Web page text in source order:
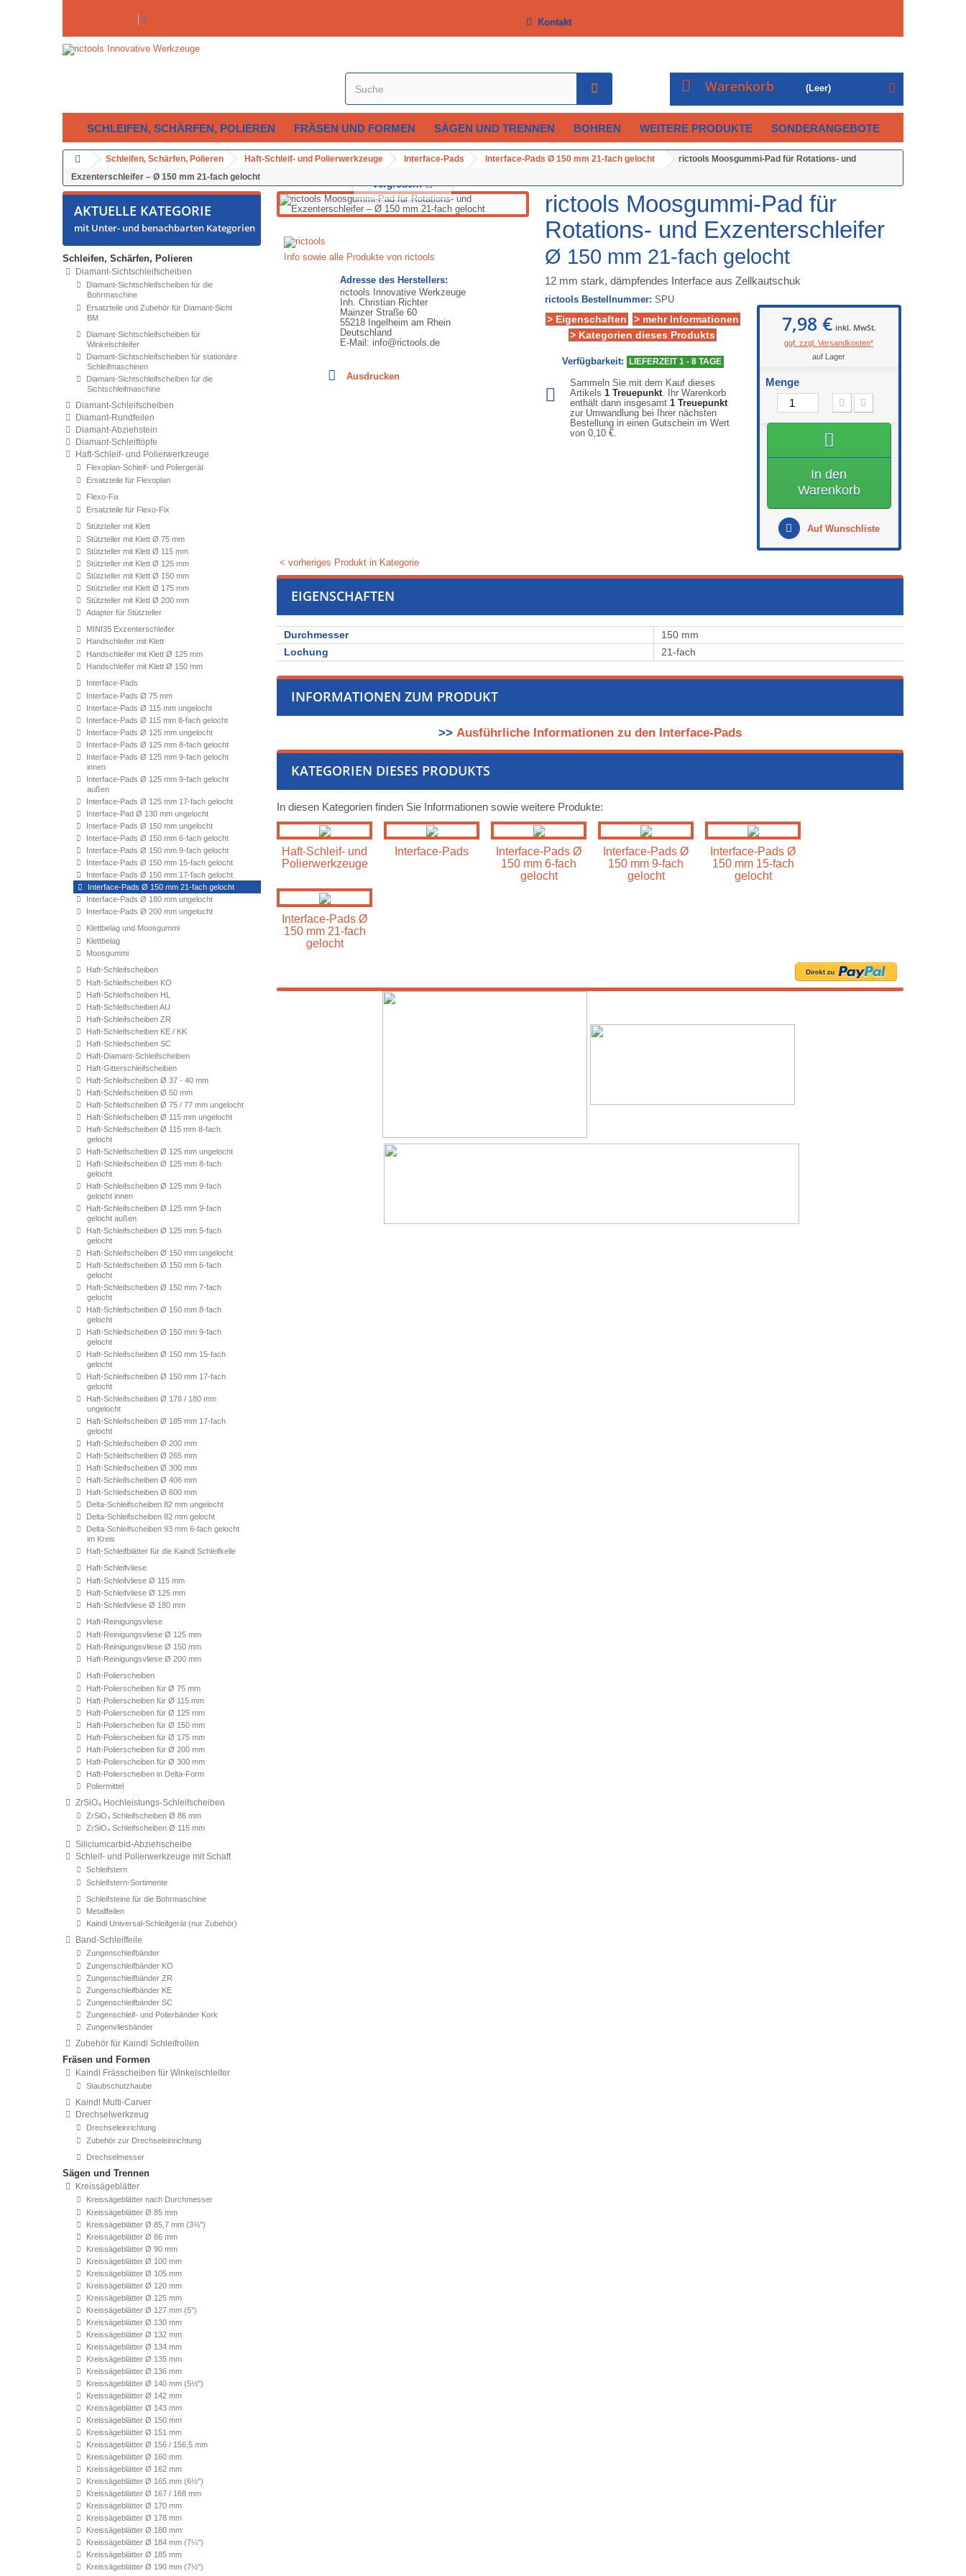
▼ Kontakt
Warenkorb (Leer)
SCHLEIFEN, SCHÄRFEN, POLIEREN FRÄSEN UND FORMEN SÄGEN UND TRENNEN BOHREN WEITERE PRODUKTE SONDERANGEBOTE
Schleifen, Schärfen, Polieren Haft-Schleif- und Polierwerkzeuge Interface-Pads Interface-Pads Ø 150 mm 21-fach gelocht
rictools Moosgummi-Pad für Rotations- und
Exzenterschleifer – Ø 150 mm 21-fach gelocht
AKTUELLE KATEGORIE
mit Unter- und benachbarten Kategorien
Schleifen, Schärfen, Polieren
Diamant-Sichtschleifscheiben
Diamant-Sichtschleifscheiben für die
Bohrmaschine
Ersatzteile und Zubehör für Diamant-Sicht
BM
Diamant-Sichtschleifscheiben für
Winkelschleifer
Diamant-Sichtschleifscheiben für stationäre
Schleifmaschinen
Diamant-Sichtschleifscheiben für die
Sichtschleifmaschine
Diamant-Schleifscheiben
Diamant-Rundfeilen
Diamant-Abziehstein
Diamant-Schleiftöpfe
Haft-Schleif- und Polierwerkzeuge
Flexoplan-Schleif- und Poliergerät
Ersatzteile für Flexoplan
Flexo-Fix
Ersatzteile für Flexo-Fix
Stützteller mit Klett
Stützteller mit Klett Ø 75 mm
Stützteller mit Klett Ø 115 mm
Stützteller mit Klett Ø 125 mm
Stützteller mit Klett Ø 150 mm
Stützteller mit Klett Ø 175 mm
Stützteller mit Klett Ø 200 mm
Adapter für Stützteller
MINI35 Exzenterschleifer
Handschleifer mit Klett
Handschleifer mit Klett Ø 125 mm
Handschleifer mit Klett Ø 150 mm
Interface-Pads
Interface-Pads Ø 75 mm
Interface-Pads Ø 115 mm ungelocht
Interface-Pads Ø 115 mm 8-fach gelocht
Interface-Pads Ø 125 mm ungelocht
Interface-Pads Ø 125 mm 8-fach gelocht
Interface-Pads Ø 125 mm 9-fach gelocht
innen
Interface-Pads Ø 125 mm 9-fach gelocht
außen
Interface-Pads Ø 125 mm 17-fach gelocht
Interface-Pad Ø 130 mm ungelocht
Interface-Pads Ø 150 mm ungelocht
Interface-Pads Ø 150 mm 6-fach gelocht
Interface-Pads Ø 150 mm 9-fach gelocht
Interface-Pads Ø 150 mm 15-fach gelocht
Interface-Pads Ø 150 mm 17-fach gelocht
Interface-Pads Ø 150 mm 21-fach gelocht
Interface-Pads Ø 180 mm ungelocht
Interface-Pads Ø 200 mm ungelocht
Klettbelag und Moosgummi
Klettbelag
Moosgummi
Haft-Schleifscheiben
Haft-Schleifscheiben KO
Haft-Schleifscheiben HL
Haft-Schleifscheiben AU
Haft-Schleifscheiben ZR
Haft-Schleifscheiben KE / KK
Haft-Schleifscheiben SC
Haft-Diamant-Schleifscheiben
Haft-Gitterschleifscheiben
Haft-Schleifscheiben Ø 37 - 40 mm
Haft-Schleifscheiben Ø 50 mm
Haft-Schleifscheiben Ø 75 / 77 mm ungelocht
Haft-Schleifscheiben Ø 115 mm ungelocht
Haft-Schleifscheiben Ø 115 mm 8-fach
gelocht
Haft-Schleifscheiben Ø 125 mm ungelocht
Haft-Schleifscheiben Ø 125 mm 8-fach
gelocht
Haft-Schleifscheiben Ø 125 mm 9-fach
gelocht innen
Haft-Schleifscheiben Ø 125 mm 9-fach
gelocht außen
Haft-Schleifscheiben Ø 125 mm 5-fach
gelocht
Haft-Schleifscheiben Ø 150 mm ungelocht
Haft-Schleifscheiben Ø 150 mm 6-fach
gelocht
Haft-Schleifscheiben Ø 150 mm 7-fach
gelocht
Haft-Schleifscheiben Ø 150 mm 8-fach
gelocht
Haft-Schleifscheiben Ø 150 mm 9-fach
gelocht
Haft-Schleifscheiben Ø 150 mm 15-fach
gelocht
Haft-Schleifscheiben Ø 150 mm 17-fach
gelocht
Haft-Schleifscheiben Ø 178 / 180 mm
ungelocht
Haft-Schleifscheiben Ø 185 mm 17-fach
gelocht
Haft-Schleifscheiben Ø 200 mm
Haft-Schleifscheiben Ø 265 mm
Haft-Schleifscheiben Ø 300 mm
Haft-Schleifscheiben Ø 406 mm
Haft-Schleifscheiben Ø 600 mm
Delta-Schleifscheiben 82 mm ungelocht
Delta-Schleifscheiben 82 mm gelocht
Delta-Schleifscheiben 93 mm 6-fach gelocht
im Kreis
Haft-Schleifblätter für die Kaindl Schleifkelle
Haft-Schleifvliese
Haft-Schleifvliese Ø 115 mm
Haft-Schleifvliese Ø 125 mm
Haft-Schleifvliese Ø 180 mm
Haft-Reinigungsvliese
Haft-Reinigungsvliese Ø 125 mm
Haft-Reinigungsvliese Ø 150 mm
Haft-Reinigungsvliese Ø 200 mm
Haft-Polierscheiben
Haft-Polierscheiben für Ø 75 mm
Haft-Polierscheiben für Ø 115 mm
Haft-Polierscheiben für Ø 125 mm
Haft-Polierscheiben für Ø 150 mm
Haft-Polierscheiben für Ø 175 mm
Haft-Polierscheiben für Ø 200 mm
Haft-Polierscheiben für Ø 300 mm
Haft-Polierscheiben in Delta-Form
Poliermittel
ZrSiO₄ Hochleistungs-Schleifscheiben
ZrSiO₄ Schleifscheiben Ø 86 mm
ZrSiO₄ Schleifscheiben Ø 115 mm
Siliciumcarbid-Abziehscheibe
Schleif- und Polierwerkzeuge mit Schaft
Schleifstern
Schleifstern-Sortimente
Schleifsteine für die Bohrmaschine
Metallfeilen
Kaindl Universal-Schleifgerät (nur Zubehör)
Band-Schleiffeile
Zungenschleifbänder
Zungenschleifbänder KO
Zungenschleifbänder ZR
Zungenschleifbänder KE
Zungenschleifbänder SC
Zungenschleif- und Polierbänder Kork
Zungenvliesbänder
Zubehör für Kaindl Schleifrollen
Fräsen und Formen
Kaindl Frässcheiben für Winkelschleifer
Staubschutzhaube
Kaindl Multi-Carver
Drechselwerkzeug
Drechseleinrichtung
Zubehör zur Drechseleinrichtung
Drechselmesser
Sägen und Trennen
Kreissägeblätter
Kreissägeblätter nach Durchmesser
Kreissägeblätter Ø 85 mm
Kreissägeblätter Ø 85,7 mm (3⅜'')
Kreissägeblätter Ø 86 mm
Kreissägeblätter Ø 90 mm
Kreissägeblätter Ø 100 mm
Kreissägeblätter Ø 105 mm
Kreissägeblätter Ø 120 mm
Kreissägeblätter Ø 125 mm
Kreissägeblätter Ø 127 mm (5'')
Kreissägeblätter Ø 130 mm
Kreissägeblätter Ø 132 mm
Kreissägeblätter Ø 134 mm
Kreissägeblätter Ø 135 mm
Kreissägeblätter Ø 136 mm
Kreissägeblätter Ø 140 mm (5½'')
Kreissägeblätter Ø 142 mm
Kreissägeblätter Ø 143 mm
Kreissägeblätter Ø 150 mm
Kreissägeblätter Ø 151 mm
Kreissägeblätter Ø 156 / 156,5 mm
Kreissägeblätter Ø 160 mm
Kreissägeblätter Ø 162 mm
Kreissägeblätter Ø 165 mm (6½'')
Kreissägeblätter Ø 167 / 168 mm
Kreissägeblätter Ø 170 mm
Kreissägeblätter Ø 178 mm
Kreissägeblätter Ø 180 mm
Kreissägeblätter Ø 184 mm (7¼'')
Kreissägeblätter Ø 185 mm
Kreissägeblätter Ø 190 mm (7½'')
Vergrößern
Info sowie alle Produkte von rictools
Adresse des Herstellers:
rictools Innovative Werkzeuge
Inh. Christian Richter
Mainzer Straße 60
55218 Ingelheim am Rhein
Deutschland
E-Mail: info@rictools.de
Ausdrucken
rictools Moosgummi-Pad für
Rotations- und Exzenterschleifer
Ø 150 mm 21-fach gelocht
12 mm stark, dämpfendes Interface aus Zellkautschuk
rictools Bestellnummer: SPU
> Eigenschaften
> mehr Informationen
> Kategorien dieses Produkts
Verfügbarkeit: LIEFERZEIT 1 - 8 TAGE
Sammeln Sie mit dem Kauf dieses
Artikels 1Treuepunkt. Ihr Warenkorb
enthält dann insgesamt 1Treuepunkt
zur Umwandlung bei Ihrer nächsten
Bestellung in einen Gutschein im Wert
von 0,10 €.
7,98 € inkl. MwSt.
ggf. zzgl. Versandkosten*
auf Lager
Menge
In den
Warenkorb
Auf Wunschliste
< vorheriges Produkt in Kategorie
EIGENSCHAFTEN
Durchmesser
150 mm
Lochung
21-fach
INFORMATIONEN ZUM PRODUKT
>> Ausführliche Informationen zu den Interface-Pads
KATEGORIEN DIESES PRODUKTS
In diesen Kategorien finden Sie Informationen sowie weitere Produkte:
Haft-Schleif- und
Polierwerkzeuge
Interface-Pads
Interface-Pads Ø
150 mm 6-fach
gelocht
Interface-Pads Ø
150 mm 9-fach
gelocht
Interface-Pads Ø
150 mm 15-fach
gelocht
Interface-Pads Ø
150 mm 21-fach
gelocht